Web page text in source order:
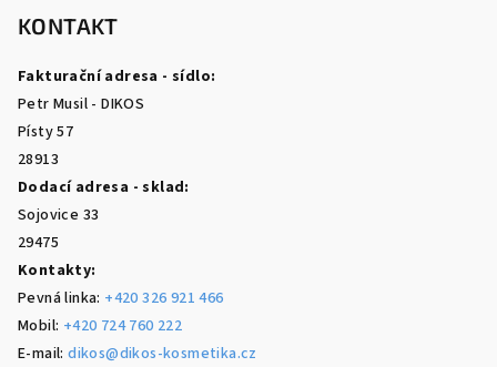
KONTAKT
Fakturační adresa - sídlo:
Petr Musil - DIKOS
Písty 57
28913
Dodací adresa - sklad:
Sojovice 33
29475
Kontakty:
Pevná linka: +420 326 921 466
Mobil: +420 724 760 222
E-mail:dikos@dikos-kosmetika.cz